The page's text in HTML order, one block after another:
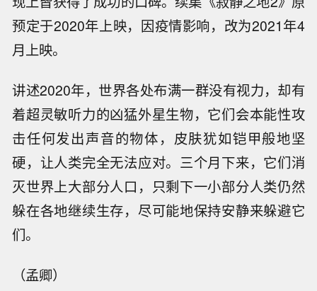
预定于2020年上映，因疫情影响，改为2021年4
月上映。
讲述2020年，世界各处布满一群没有视力，却有
着超灵敏听力的凶猛外星生物，它们会本能性攻
击任何发出声音的物体，皮肤犹如铠甲般地坚
硬，让人类完全无法应对。三个月下来，它们消
灭世界上大部分人口，只剩下一小部分人类仍然
躲在各地继续生存，尽可能地保持安静来躲避它
们。
（孟卿）